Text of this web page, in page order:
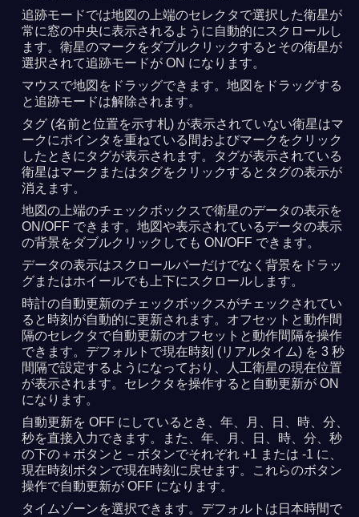
追跡モードでは地図の上端のセレクタで選択した衛星が
常に窓の中央に表示されるように自動的にスクロールし
ます。衛星のマークをダブルクリックするとその衛星が
選択されて追跡モードが ON になります。
マウスで地図をドラッグできます。地図をドラッグする
と追跡モードは解除されます。
タグ (名前と位置を示す札) が表示されていない衛星はマ
ークにポインタを重ねている間およびマークをクリック
したときにタグが表示されます。タグが表示されている
衛星はマークまたはタグをクリックするとタグの表示が
消えます。
地図の上端のチェックボックスで衛星のデータの表示を
ON/OFF できます。地図や表示されているデータの表示
の背景をダブルクリックしても ON/OFF できます。
データの表示はスクロールバーだけでなく背景をドラッ
グまたはホイールでも上下にスクロールします。
時計の自動更新のチェックボックスがチェックされてい
ると時刻が自動的に更新されます。オフセットと動作間
隔のセレクタで自動更新のオフセットと動作間隔を操作
できます。デフォルトで現在時刻 (リアルタイム) を 3 秒
間隔で設定するようになっており、人工衛星の現在位置
が表示されます。セレクタを操作すると自動更新が ON
になります。
自動更新を OFF にしているとき、年、月、日、時、分、
秒を直接入力できます。また、年、月、日、時、分、秒
の下の＋ボタンと－ボタンでそれぞれ +1 または -1 に、
現在時刻ボタンで現在時刻に戻せます。これらのボタン
操作で自動更新が OFF になります。
タイムゾーンを選択できます。デフォルトは日本時間で